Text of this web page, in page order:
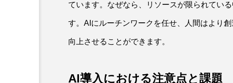
ています。なぜなら、リソースが限られてい
す。AIにルーチンワークを任せ、人間はより
向上させることができます。
AI導入における注意点と課題